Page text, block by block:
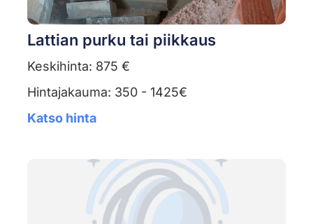
Lattian purku tai piikkaus
Keskihinta: 875 €
Hintajakauma: 350 - 1425€
Katso hinta